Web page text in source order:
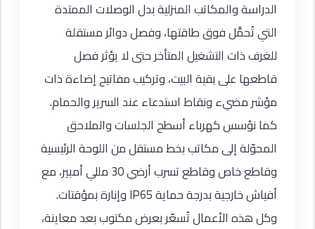
الدراسة والمكاتب المنزلية بدل الوصلات الممتدة
التي تُحمَّل فوق طاقتها، وفصل دوائر مستقلة
للغرف ذات التشغيل المتأخر حتى لا يؤثر فصل
قاطعها على بقية البيت، وتركيب مفاتيح إضاءة ذات
مؤشر مضيء ونقاط استدعاء عند السرير والحمام.
كما نؤسس كهرباء أسطح الجلسات والملاحق
المحوّلة إلى مكاتب بخط مستقل من اللوحة الرئيسية
وقاطع خاص وقاطع تسرب أرضي 30 مللي أمبير، مع
أفياش خارجية بدرجة حماية IP65 وإنارة بمؤقتات.
وكل هذه الأعمال تُسعّر بعرض مكتوب بعد معاينة،